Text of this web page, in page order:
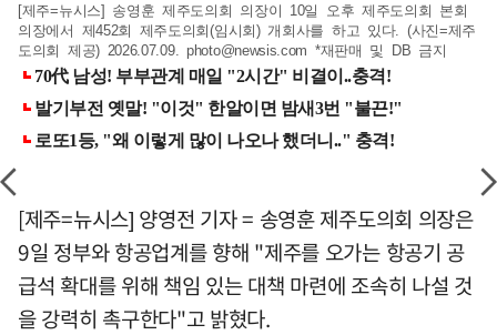
[제주=뉴시스] 송영훈 제주도의회 의장이 10일 오후 제주도의회 본회
의장에서 제452회 제주도의회(임시회) 개회사를 하고 있다. (사진=제주
도의회 제공) 2026.07.09. photo@newsis.com *재판매 및 DB 금지
[제주=뉴시스] 양영전 기자 = 송영훈 제주도의회 의장은
9일 정부와 항공업계를 향해 "제주를 오가는 항공기 공
급석 확대를 위해 책임 있는 대책 마련에 조속히 나설 것
을 강력히 촉구한다"고 밝혔다.